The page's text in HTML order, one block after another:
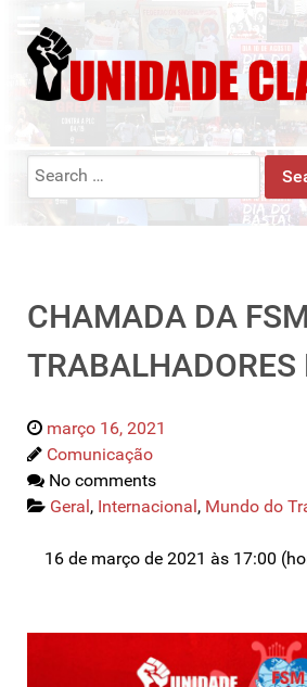
Search
CHAMADA DA
TRABALHADORES
março 16, 2021
Comunicação
No comments
Geral, Internacional, Mundo do
16 de março de 2021 às 17:00